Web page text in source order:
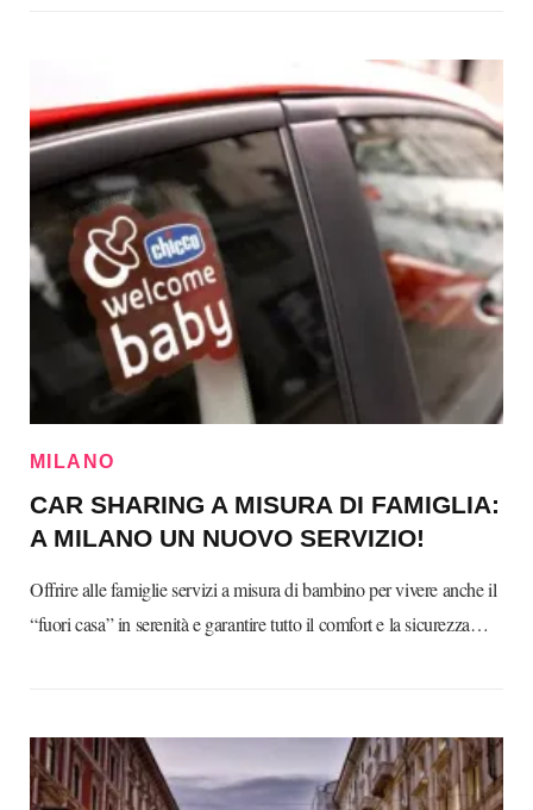
MILANO
CAR SHARING A MISURA DI FAMIGLIA:
A MILANO UN NUOVO SERVIZIO!
Offrire alle famiglie servizi a misura di bambino per vivere anche il
“fuori casa” in serenità e garantire tutto il comfort e la sicurezza…